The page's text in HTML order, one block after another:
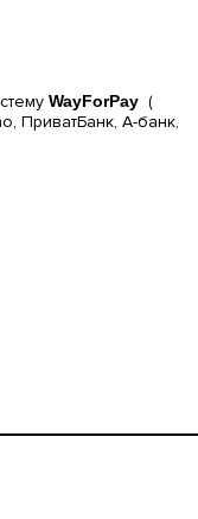
WayForPay (
ПриватБанк, А-банк,